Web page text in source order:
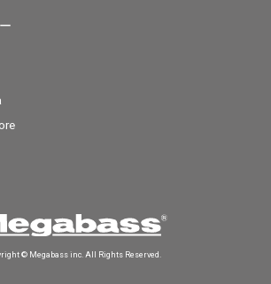
© Megabass inc. All Rights Reserved.